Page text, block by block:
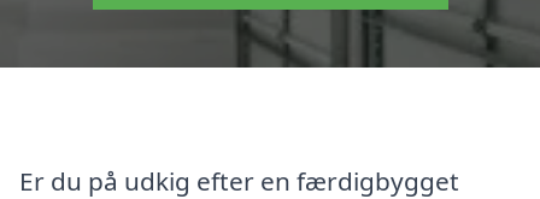
Er du på udkig efter en færdigbygget